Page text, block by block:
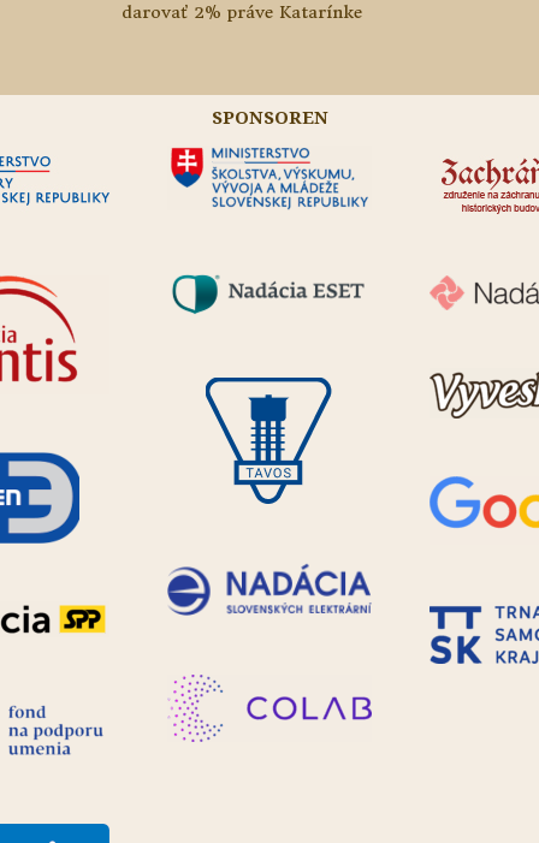
darovať 2% práve Katarínke
SPONSOREN